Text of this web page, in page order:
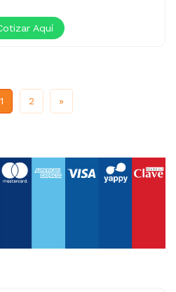
Aquí
1 2 »